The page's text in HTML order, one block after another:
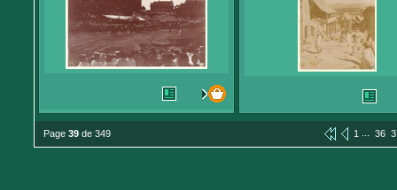
Page 39 de 349 1 ... 36